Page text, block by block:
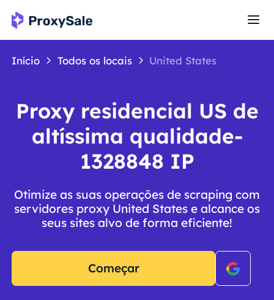
Início Todos os locais United States
Proxy residencial US de
altíssima qualidade-
1328848 IP
Otimize as suas operações de scraping com
servidores proxy United States e alcance os
seus sites alvo de forma eficiente!
Começar